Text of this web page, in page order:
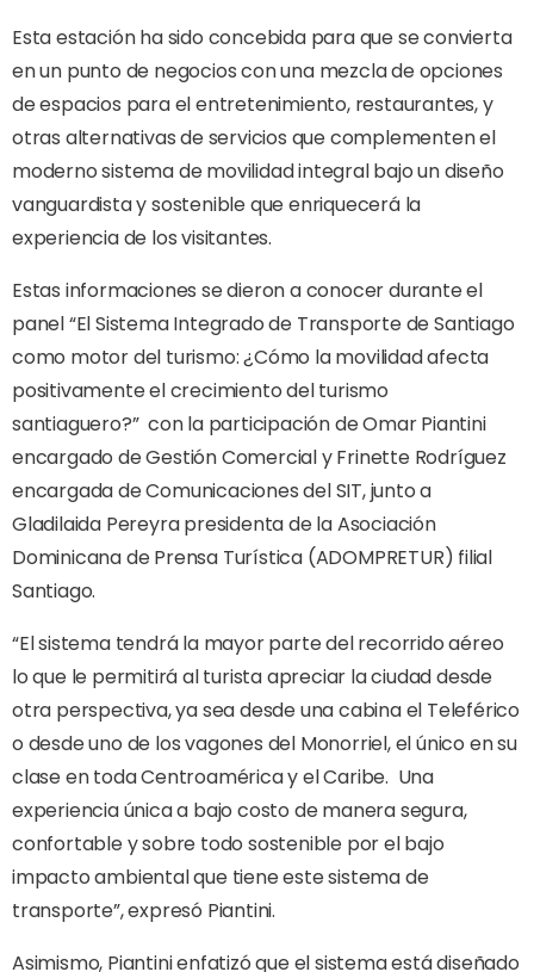
Esta estación ha sido concebida para que se convierta
en un punto de negocios con una mezcla de opciones
de espacios para el entretenimiento, restaurantes, y
otras alternativas de servicios que complementen el
moderno sistema de movilidad integral bajo un diseño
vanguardista y sostenible que enriquecerá la
experiencia de los visitantes.
Estas informaciones se dieron a conocer durante el
panel “El Sistema Integrado de Transporte de Santiago
como motor del turismo: ¿Cómo la movilidad afecta
positivamente el crecimiento del turismo
santiaguero?” con la participación de Omar Piantini
encargado de Gestión Comercial y Frinette Rodríguez
encargada de Comunicaciones del SIT, junto a
Gladilaida Pereyra presidenta de la Asociación
Dominicana de Prensa Turística (ADOMPRETUR) filial
Santiago.
“El sistema tendrá la mayor parte del recorrido aéreo
lo que le permitirá al turista apreciar la ciudad desde
otra perspectiva, ya sea desde una cabina el Teleférico
o desde uno de los vagones del Monorriel, el único en su
clase en toda Centroamérica y el Caribe. Una
experiencia única a bajo costo de manera segura,
confortable y sobre todo sostenible por el bajo
impacto ambiental que tiene este sistema de
transporte”, expresó Piantini.
Asimismo, Piantini enfatizó que el sistema está diseñado